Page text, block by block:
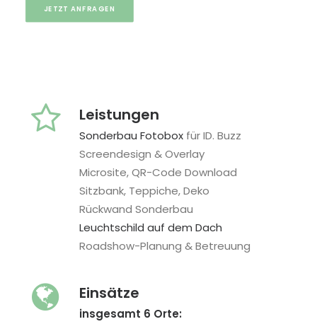
JETZT ANFRAGEN
Leistungen
Sonderbau Fotobox für ID. Buzz
Screendesign & Overlay
Microsite, QR-Code Download
Sitzbank, Teppiche, Deko
Rückwand Sonderbau
Leuchtschild auf dem Dach
Roadshow-Planung & Betreuung
Einsätze
insgesamt 6 Orte: